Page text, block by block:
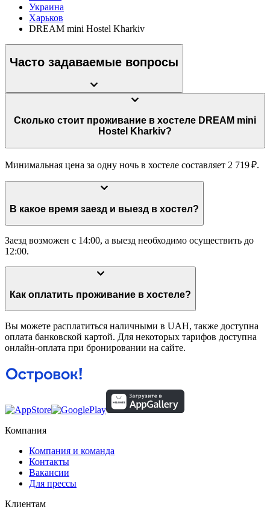
Украина
Харьков
DREAM mini Hostel Kharkiv
Часто задаваемые вопросы
Сколько стоит проживание в хостеле DREAM mini
Hostel Kharkiv?
Минимальная цена за одну ночь в хостеле составляет 2 719 ₽.
В какое время заезд и выезд в хостел?
Заезд возможен с 14:00, а выезд необходимо осуществить до
12:00.
Как оплатить проживание в хостеле?
Вы можете расплатиться наличными в UAH, также доступна
оплата банковской картой. Для некоторых тарифов доступна
онлайн-оплата при бронировании на сайте.
Компания
Компания и команда
Контакты
Вакансии
Для прессы
Клиентам